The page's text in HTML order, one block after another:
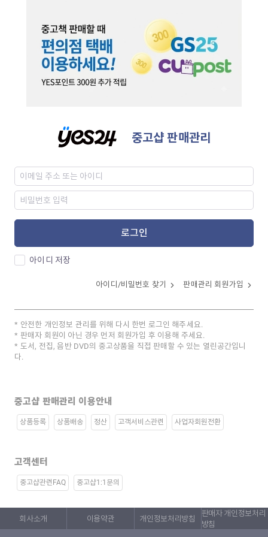
중고샵 판매관리
로그인
아이디 저장
아이디/비밀번호 찾기 판매관리 회원가입
안전한 개인정보 관리를 위해 다시 한번 로그인 해주세요.
판매자 회원이 아닌 경우 먼저 회원가입 후 이용해 주세요.
도서, 전집, 음반 DVD의 중고상품을 직접 판매할 수 있는 열린공간입니
다.
중고샵 판매관리 이용안내
상품등록 상품배송 정산 고객서비스관련 사업자회원전환
고객센터
중고샵관련FAQ 중고샵1:1문의
회사소개 이용약관 개인정보처리방침
판매자 개인정보처리
방침